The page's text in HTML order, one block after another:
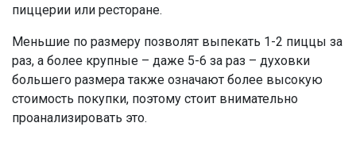
пиццерии или ресторане.
Меньшие по размеру позволят выпекать 1-2 пиццы за
раз, а более крупные – даже 5-6 за раз – духовки
большего размера также означают более высокую
стоимость покупки, поэтому стоит внимательно
проанализировать это.